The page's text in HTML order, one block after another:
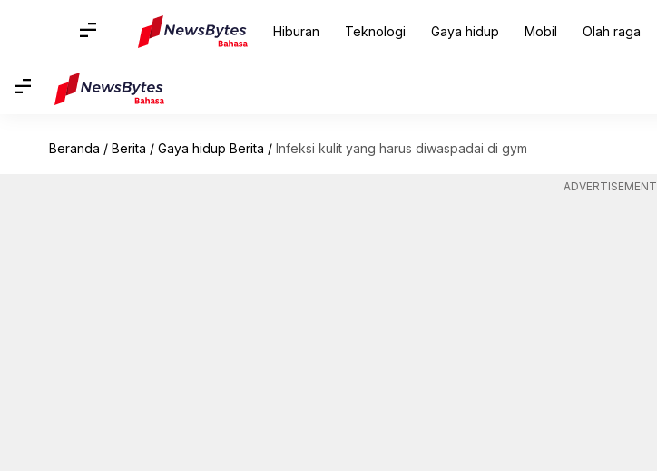
Hiburan Teknologi Gaya hidup Mobil Olah raga
Beranda / Berita / Gaya hidup Berita / Infeksi kulit yang harus diwaspadai di gym
ADVERTISEMENT